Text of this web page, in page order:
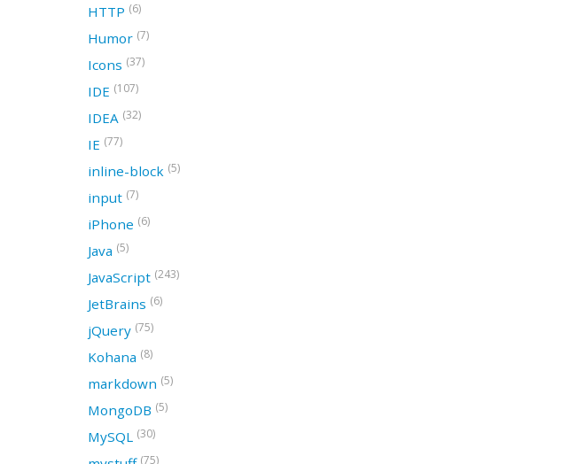
HTTP (6)
Humor (7)
Icons (37)
IDE (107)
IDEA (32)
IE (77)
inline-block (5)
input (7)
iPhone (6)
Java (5)
JavaScript (243)
JetBrains (6)
jQuery (75)
Kohana (8)
markdown (5)
MongoDB (5)
MySQL (30)
(75)